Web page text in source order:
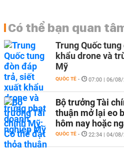
Có thể bạn quan
Trung Quốc
khẩu drone và
Mỹ
QUỐC TẾ - 07:00 | 06/
Bộ trưởng Tài
thuận mở lại eo
hôm nay hoặc
QUỐC TẾ - 22:34 | 04/